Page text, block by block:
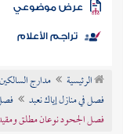
الكتب
موضوعي
تراجم الأعلام
الرئيسية
مدارج
فصل في منازل إياك نعبد
فصل الجحود نوعان مطلق